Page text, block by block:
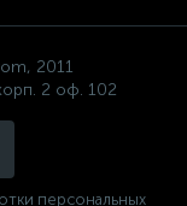
2011
2 оф. 102
персональных